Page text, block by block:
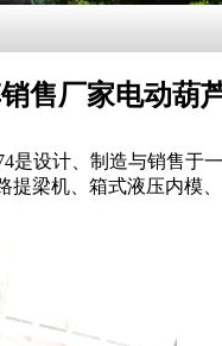
售厂家电动葫
是设计、制造与销售于
梁机、箱式液压内模